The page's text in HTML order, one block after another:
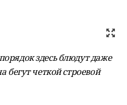
здесь блюдут даже
бегут четкой строевой